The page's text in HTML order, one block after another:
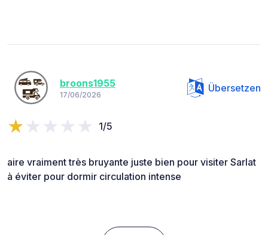
broons1955
17/06/2026
Übersetzen
1/5
aire vraiment très bruyante juste bien pour visiter Sarlat
à éviter pour dormir circulation intense